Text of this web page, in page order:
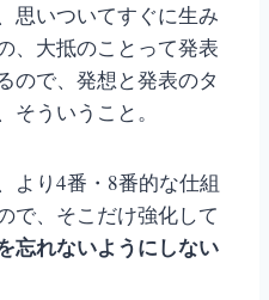
思いついてすぐに生み
、大抵のことって発表
ので、発想と発表のタ
ういうこと。
より4番・8番的な仕組
で、そこだけ強化して
忘れないようにしない